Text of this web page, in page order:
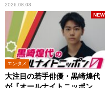
いです」
2026.08.08
エンタメ
大注目の若手俳優・黒崎煌代
が『オールナイトニッポン
NEW